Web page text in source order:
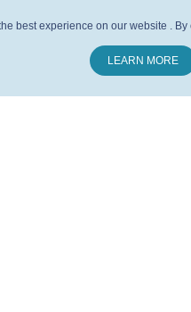
best experience on our website .
LEARN MORE